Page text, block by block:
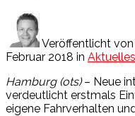
Veröffentlicht von
Februar 2018 in Aktuelles
Hamburg (ots)– Neue
verdeutlicht erstmals
eigene Fahrverhalten